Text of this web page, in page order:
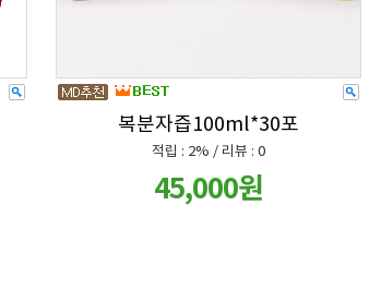
복분자즙100ml*30포
적립 : 2% / 리뷰 : 0
45,000원